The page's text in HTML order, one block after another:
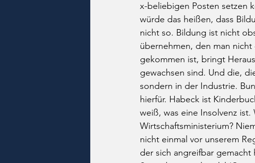
x-beliebigen Posten setzen
würde das heißen, dass
nicht so. Bildung ist nicht
übernehmen, den man
gekommen ist, bringt
gewachsen sind. Und die,
sondern in der Industrie.
hierfür. Habeck ist
weiß, was eine Insolvenz
Wirtschaftsministerium?
nicht einmal vor unserem
der sich angreifbar